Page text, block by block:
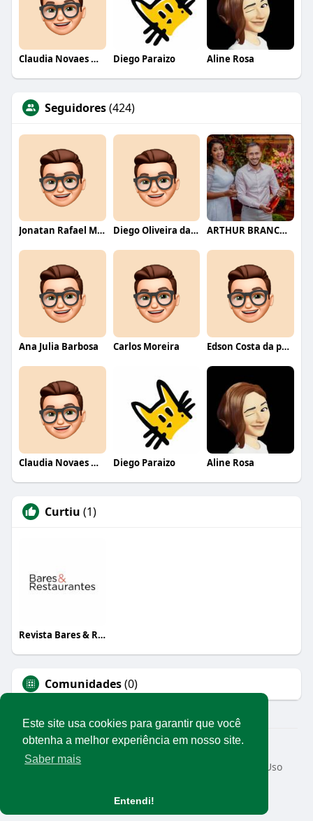
Este site usa cookies para garantir que você
obtenha a melhor experiência em nosso site.
Saber mais
Entendi!
Claudia Novaes Novaes Diego Paraizo Aline Rosa
Seguidores(424)
Jonatan Rafael Mello Diego Oliveira da Motta ARTHUR BRANCO FERNANDES
Ana Julia Barbosa Carlos Moreira Edson Costa da paixão
Claudia Novaes Novaes Diego Paraizo Aline Rosa
Curtiu (1)
Revista Bares & Restaurantes
Comunidades(0)
© 2026 Rede Abrasel
Início
Sobre
Termos de Uso